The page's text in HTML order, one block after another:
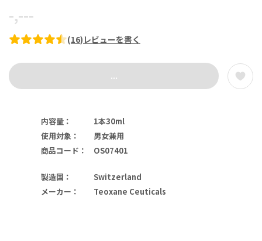
-,---
(16) レビューを書く
...
内容量 ：
1本30ml
使用対象 ：
男女兼用
商品コード ： OS07401
製造国 ：
Switzerland
メーカー ： Teoxane Ceuticals